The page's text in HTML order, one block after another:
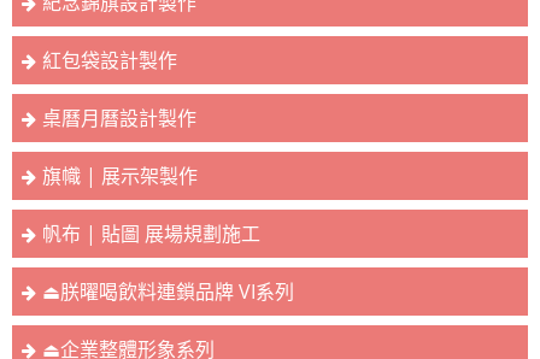
紅包袋設計製作
桌曆月曆設計製作
旗幟 | 展示架製作
帆布 | 貼圖 展場規劃施工
⏏︎朕曜喝飲料連鎖品牌 VI系列
⏏︎企業整體形象系列